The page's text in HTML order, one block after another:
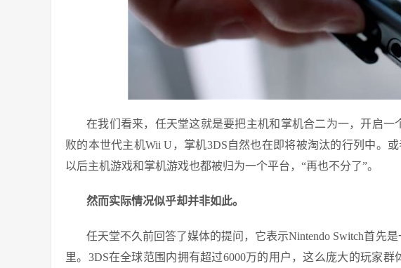
在我们看来，任天堂这就是要把主机和掌机合二为一，开启
败的本世代主机Wii U，掌机3DS自然也在即将被淘汰的行列中。或
以后主机游戏和掌机游戏也都被归为一个平台，“再也不分了”。
然而实际情况似乎却并非如此。
任天堂不久前回答了媒体的提问，它表示Nintendo Switch首先
里。3DS在全球范围内拥有超过6000万的用户，这么庞大的玩家